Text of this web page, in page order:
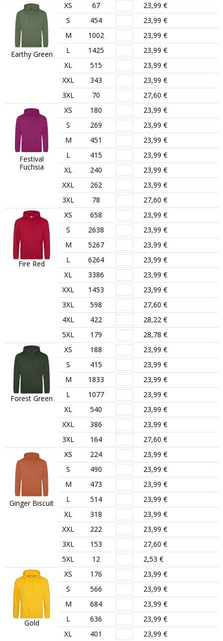
Earthy Green
XS 67
23,99 €
S
454
23,99 €
M
1002
23,99 €
L
1425
23,99 €
XL
515
23,99 €
XXL
343
23,99 €
3XL
70 27,60 €
Festival
Fuchsia
XS 180
23,99 €
S
269
23,99 €
M
451
23,99 €
L
415
23,99 €
XL
240
23,99 €
XXL
262
23,99 €
3XL
78 27,60 €
Fire Red
XS 658
23,99 €
S
2638
23,99 €
M
5267
23,99 €
L
6264
23,99 €
XL
3386
23,99 €
XXL
1453
23,99 €
3XL
598
27,60 €
4XL
422
28,22 €
5XL
179 28,78 €
Forest Green
XS 188
23,99 €
S
415
23,99 €
M
1833
23,99 €
L
1077
23,99 €
XL
540
23,99 €
XXL
386
23,99 €
3XL
164 27,60 €
Ginger Biscuit
XS 224
23,99 €
S
490
23,99 €
M
473
23,99 €
L
514
23,99 €
XL
318
23,99 €
XXL
222
23,99 €
3XL
153
27,60 €
5XL
12 2,53 €
Gold
XS 176
23,99 €
S
566
23,99 €
M
684
23,99 €
L
636
23,99 €
XL
401
23,99 €